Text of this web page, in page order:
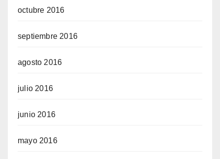
octubre 2016
septiembre 2016
agosto 2016
julio 2016
junio 2016
mayo 2016